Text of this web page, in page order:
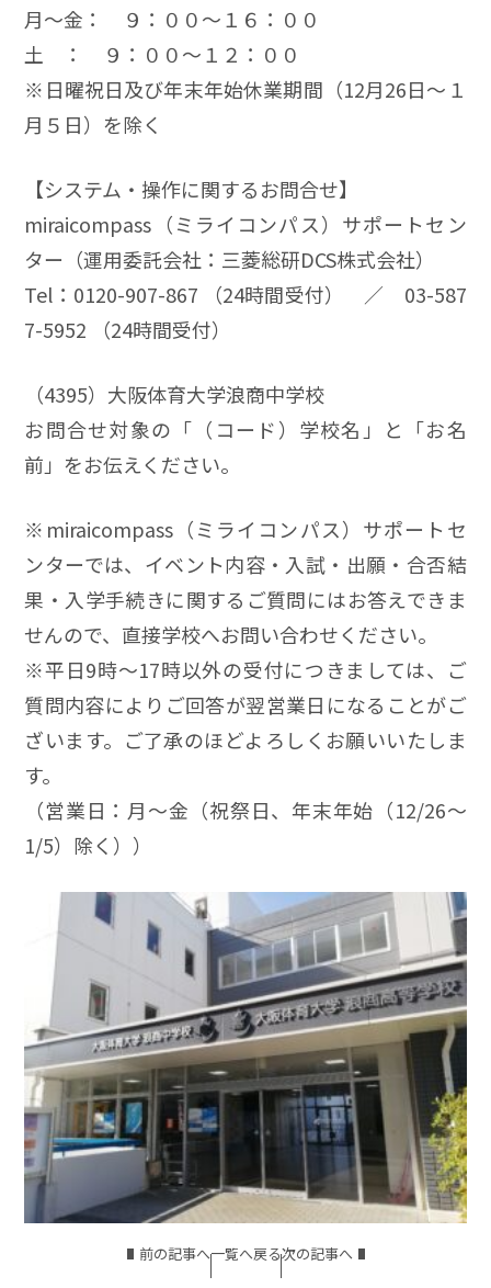
月～金： ９：００～１６：００
土 ： ９：００～１２：００
※日曜祝日及び年末年始休業期間（12月26日～１
月５日）を除く
【システム・操作に関するお問合せ】
miraicompass（ミライコンパス）サポートセン
ター（運用委託会社：三菱総研DCS株式会社）
Tel：0120-907-867 （24時間受付） ／ 03-587
7-5952 （24時間受付）
（4395）大阪体育大学浪商中学校
お問合せ対象の「（コード）学校名」と「お名
前」をお伝えください。
※miraicompass（ミライコンパス）サポートセ
ンターでは、イベント内容・入試・出願・合否結
果・入学手続きに関するご質問にはお答えできま
せんので、直接学校へお問い合わせください。
※平日9時～17時以外の受付につきましては、ご
質問内容によりご回答が翌営業日になることがご
ざいます。ご了承のほどよろしくお願いいたしま
す。
（営業日：月～金（祝祭日、年末年始（12/26～
1/5）除く））
前の記事へ一覧へ戻る次の記事へ